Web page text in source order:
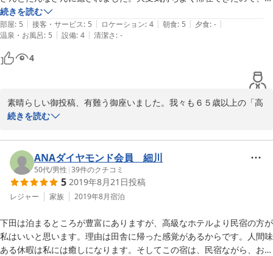
回も利用したいと思います。友人にも是非勧めたい宿でした。
続きを読む
部屋: 5 | 接客・サービス: 5 | ロケーション: 4 | 朝食: 5 | 夕食: - |
温泉・お風呂: 5 | 設備: 4 | 清潔さ: -
4
素晴らしい御投稿、有難う御座いました。我々も６５歳以上の「高
齢者」となりましたので宿泊者人数を調整しながらノンビリとやっ
豆半島の旅を御計画下さい。
2020-02-25
続きを読む
ANAダイヤモンド会員 細川
50代/男性 |39件のクチコミ
5 2019年8月21日投稿
レジャー 家族 2019年8月宿泊
下田は泊まるところが豊富にありますが、高級なホテルより民宿の方が
私はいいと思います。理由は田舎に帰った感覚があるからです。人間味
ある休暇は私には癒しになります。そしてこの宿は、民宿ながら、おそ